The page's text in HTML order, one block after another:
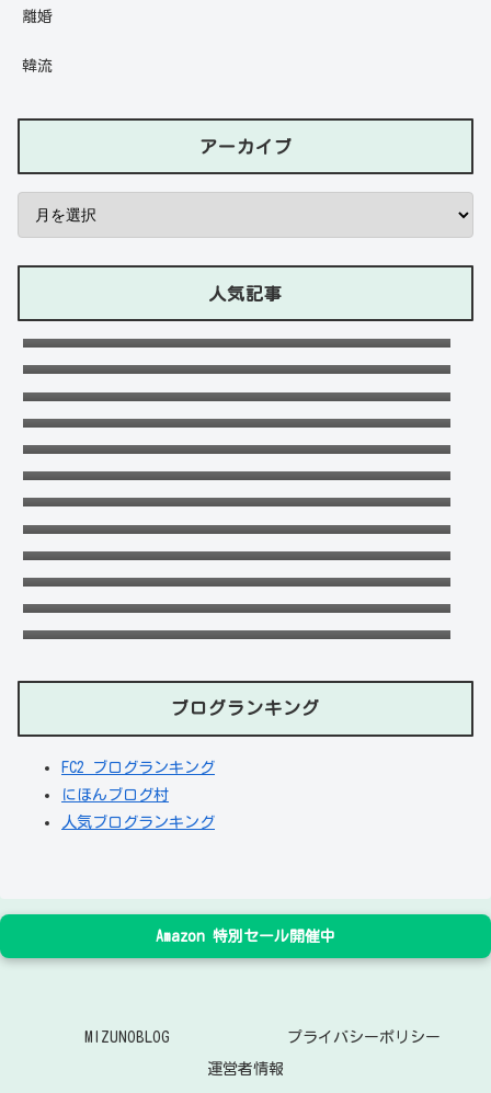
離婚
韓流
アーカイブ
人気記事
石川ケニーは父と兄は野球選手で母親はアメ
リカ人のハーフ！7人大家族！
Lazの彼女や身長に大学・年齢は？イケメン
プロゲーマーの経歴！【ZETA】
竹下パラダイスだーご本名や年齢に身長は？
恋愛対象やイケメンかも調査！
千早茜の恋人や結婚した夫は誰？子供や本名
に高校は？引越は離婚が理由？
可愛い政田夢乃選手に彼氏の存在が気にな
る！本当に不倫をしているのか？家族構成が
どうなっているのか？を徹底調査！
末永けいの経歴や学歴(高校大学)は？妻(嫁)
は末永ゆかりで離婚した？
福田こうへいの結婚相手の嫁(妻)や子供
(娘・息子)など家族構成まとめ！
おだけいの元カノ人気歌手はちゃんみな！過
去の匂わせや動画流出の犯人は？
ドンマイ川端は結婚した嫁がいる？母親・兄
妹・父親に年収や学歴経歴も！
五条院凌のすっぴんや足太い画像がヤバい！
本当は美脚でスタイル良い？
デジポリスは東京だけ？大阪や埼玉・神奈
川・愛知など他の地域にもある？
フジロック2023民間駐車場予約方法！当日受
付や出し入れOKか調査！
ブログランキング
FC2 ブログランキング
にほんブログ村
人気ブログランキング
Amazon 特別セール開催中
MIZUNOBLOG プライバシーポリシー
運営者情報